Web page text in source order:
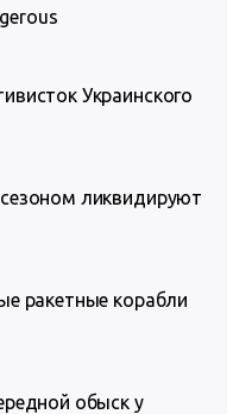
Украинского
ликвидируют
ракетные корабли
обыск у